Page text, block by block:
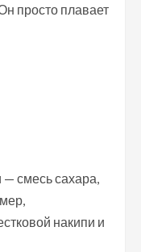
просто плавает
— смесь сахара,
накипи и